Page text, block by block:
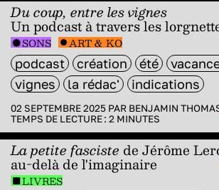
Du coup, entre les vignes
Un podcast à travers les
SONS ART & KO
podcast création été
vignes
la rédac' indications
02 SEPTEMBRE 2025 PAR BENJAMIN
TEMPS DE LECTURE : 2 MINUTES
La petite fasciste deJérôme
au-delà de l'imaginaire
LIVRES